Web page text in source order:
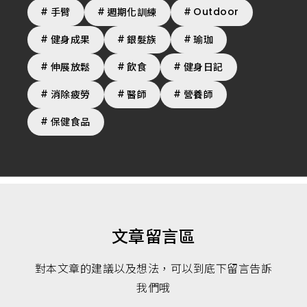
手臂 週期化訓練 Outdoor
健身成果 銀髮族
瑜珈
伸展放鬆
飲食
健身日記
消除疲勞
醫師
營養師
保健食品
文章留言區
對本文章的建議以及想法，可以到底下留言告訴
我們哦